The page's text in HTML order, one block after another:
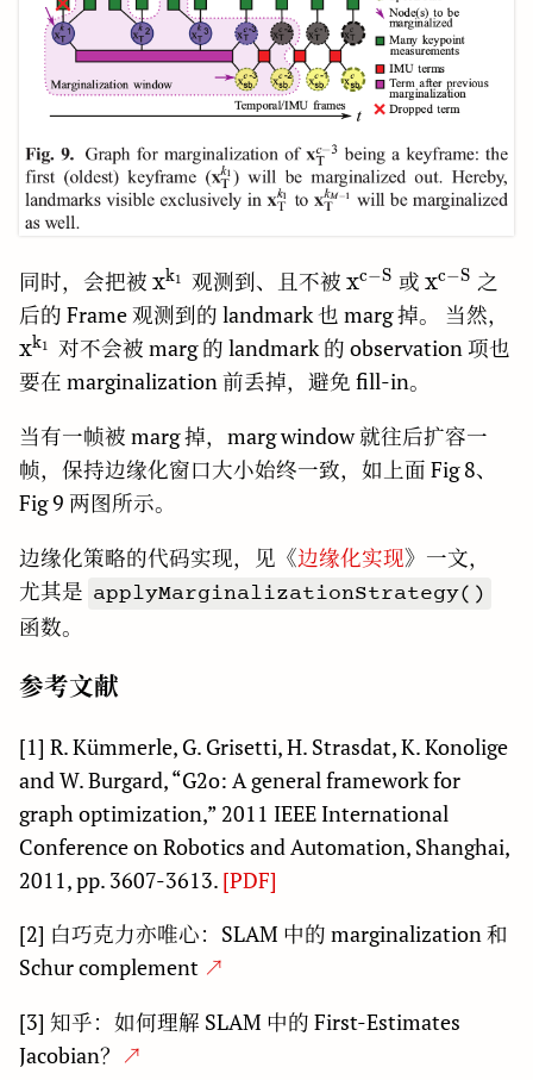
同时，会把被 \rm
x^{k_1}
xk1 观测到、且不被 \rm
x^{c-
S}
xc−S 或 \rm
x^{c-
S}
xc−S 之
后的 Frame 观测到的 landmark 也 marg 掉。 当然，
xk1
对不会被 marg 的 landmark 的 observation 项也
要在 marginalization 前丢掉，避免 fill-in。
当有一帧被 marg 掉，marg window 就往后扩容一
帧，保持边缘化窗口大小始终一致，如上面 Fig 8、
Fig 9 两图所示。
边缘化策略的代码实现，见《边缘化实现》一文，
尤其是 applyMarginalizationStrategy()
函数。
参考文献
[1] R. Kümmerle, G. Grisetti, H. Strasdat, K. Konolige
and W. Burgard, “G2o: A general framework for
graph optimization,” 2011 IEEE International
Conference on Robotics and Automation, Shanghai,
2011, pp. 3607-3613. [PDF]
[2] 白巧克力亦唯心：SLAM 中的 marginalization 和
Schur complement ↗
[3] 知乎：如何理解 SLAM 中的 First-Estimates
Jacobian？ ↗